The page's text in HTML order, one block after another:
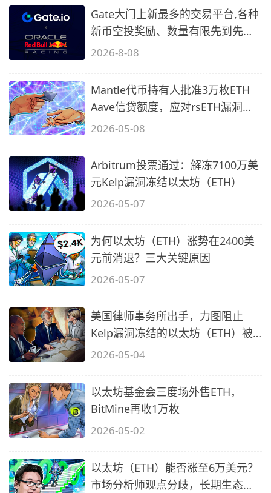
Gate大门上新最多的交易平台,各种
新币空投奖励、数量有限先到先
得…
2026-8-08
Mantle代币持有人批准3万枚ETH
Aave信贷额度，应对rsETH漏洞攻
击后续风
2026-05-08
Arbitrum投票通过：解冻7100万美
元Kelp漏洞冻结以太坊（ETH）
2026-05-07
为何以太坊（ETH）涨势在2400美
元前消退？三大关键原因
2026-05-07
美国律师事务所出手，力图阻止
Kelp漏洞冻结的以太坊（ETH）被
转移
2026-05-04
以太坊基金会三度场外售ETH，
BitMine再收1万枚
2026-05-02
以太坊（ETH）能否涨至6万美元？
市场分析师观点分歧，长期生态成